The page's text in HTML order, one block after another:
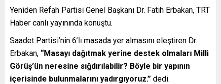
Yeniden Refah Partisi Genel Başkanı Dr. Fatih Erbakan, TRT
Haber canlı yayınında konuştu.
Saadet Partisi’nin 6’lı masada yer almasını eleştiren Dr.
Erbakan, “Masayı dağıtmak yerine destek olmaları Milli
Görüş’ün neresine sığdırılabilir? Böyle bir yapının
içerisinde bulunmalarını yadırgıyoruz.” dedi.